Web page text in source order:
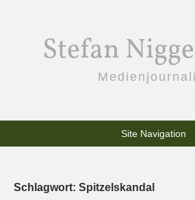
Stefan
Site Navigation
Schlagwort: Spitzelskandal